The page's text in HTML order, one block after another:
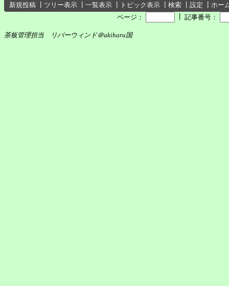
新規投稿 ツリー表示 一覧表示 トピック表示 検索 設定
ホー
ページ：
記事番号：
茶板管理担当 リバーウィンド＠akiharu国